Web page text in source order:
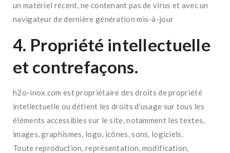
un matériel récent, ne contenant pas de virus et avec un
navigateur de dernière génération mis-à-jour
4. Propriété intellectuelle
et contrefaçons.
h2o-inox.com est propriétaire des droits de propriété
intellectuelle ou détient les droits d’usage sur tous les
éléments accessibles sur le site, notamment les textes,
images, graphismes, logo, icônes, sons, logiciels.
Toute reproduction, représentation, modification,